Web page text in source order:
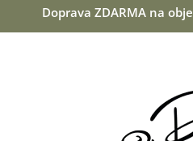
Doprava ZDARMA na
CO POTŘEBUJETE